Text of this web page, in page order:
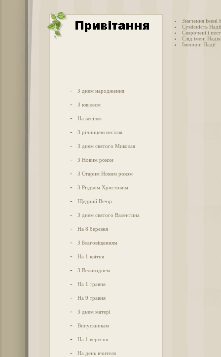
- З днем народження
- З ювілеєм
- На весілля
- З річницею весілля
- З днем святого Миколая
- З Новим роком
- З Старим Новим роком
- З Різдвом Христовим
- Щедрий Вечір
- З днем святого Валентина
- На 8 березня
- З Благовіщенням
- На 1 квітня
- З Великоднем
- На 1 травня
- На 9 травня
- З днем матері
- Випускникам
- На 1 вересня
- На день вчителя
Значення імені
Сумісність
Скорочені і
Слід імені Надія
Іменини Надії